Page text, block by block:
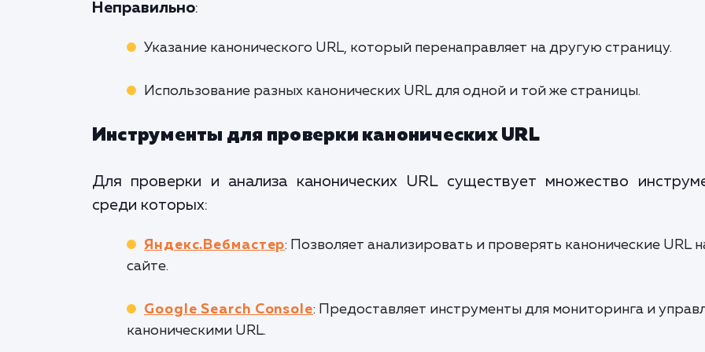
Неправильно:
Указание канонического URL, который перенаправляет на другую страницу.
Использование разных канонических URL для одной и той же страницы.
Инструменты для проверки канонических URL
Для проверки и анализа канонических URL существует множество
среди которых:
Яндекс.Вебмастер: Позволяет анализировать и проверять канонические URL
сайте.
Google Search Console: Предоставляет инструменты для мониторинга и
каноническими URL.